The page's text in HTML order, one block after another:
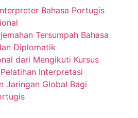
Bahasa Portugis
Tersumpah Bahasa
Diplomatik
dari Mengikuti Kursus
Interpretasi
Jaringan Global Bagi